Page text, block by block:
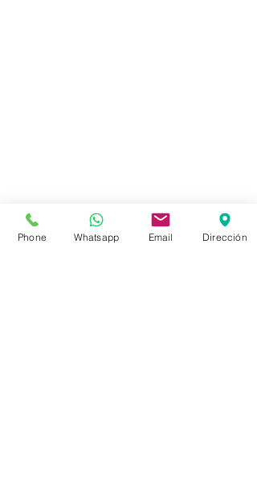
Phone Whatsapp Email Dirección